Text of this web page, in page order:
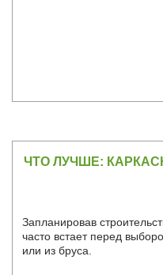
ЧТО ЛУЧШЕ:
Запланировав
часто встает перед
или из бруса.